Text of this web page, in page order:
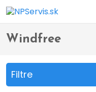
Domov > Obchod
Windfree
Filtre